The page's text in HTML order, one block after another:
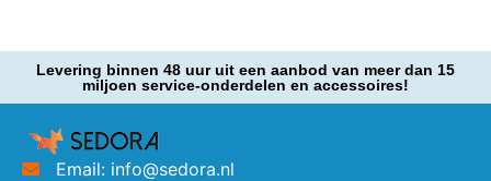
Levering binnen 48 uur uit een aanbod van meer dan 15
miljoen service-onderdelen en accessoires!
Email: info@sedora.nl